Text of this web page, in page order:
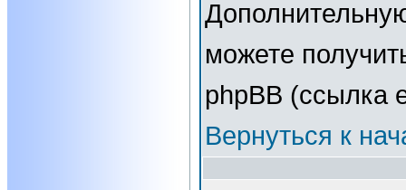
можете
phpBB (ссылка
Вернуться к